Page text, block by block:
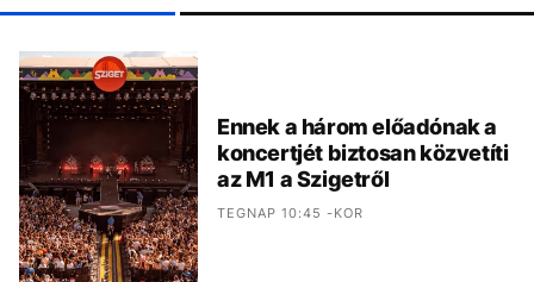
Ennek a három előadónak a
koncertjét biztosan közvetíti
az M1 a Szigetről
TEGNAP 10:45 -KOR